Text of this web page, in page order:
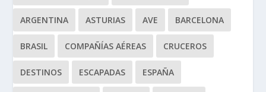
ARGENTINA ASTURIAS AVE BARCELONA
BRASIL COMPAÑÍAS AÉREAS CRUCEROS
DESTINOS ESCAPADAS ESPAÑA